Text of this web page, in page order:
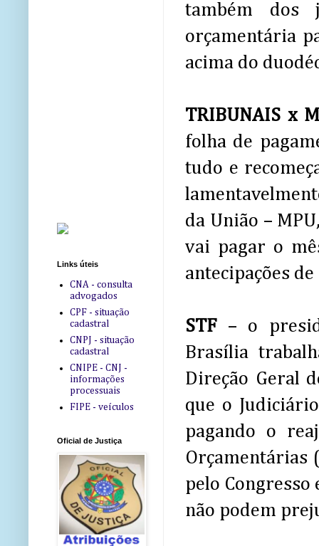
também dos
orçamentária
acima do
TRIBUNAIS x
folha de
tudo e
da União –
vai pagar o
antecipações
STF– o
Brasília
Direção Geral
que o
pagando o
Orçamentárias
pelo Congresso
não podem
Links úteis
CNA - consulta
advogados
CPF - situação
cadastral
CNPJ - situação
cadastral
CNIPE - CNJ -
informações
processuais
FIPE - veículos
Oficial de Justiça